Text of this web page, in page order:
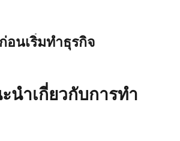
อนเริ่มทำธุรกิจ
นำเกี่ยวกับการทำ